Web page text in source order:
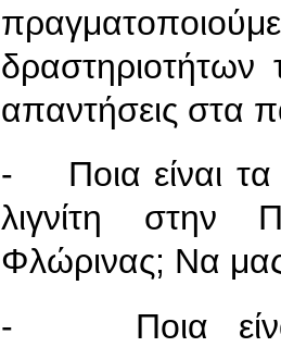
απαντήσεις στα
- Ποια είναι τα
λιγνίτη στην
Φλώρινας; Να
- Ποια είναι